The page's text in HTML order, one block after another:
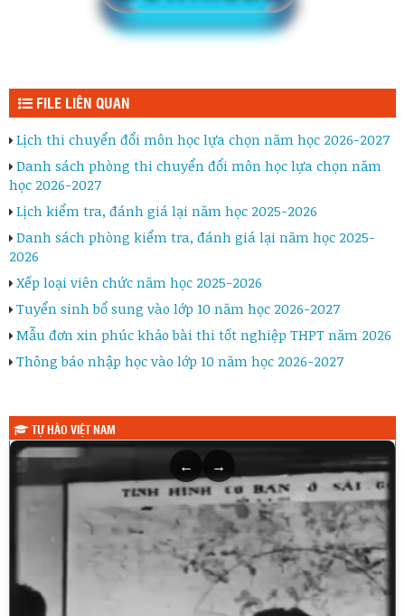
FILE LIÊN QUAN
Lịch thi chuyển đổi môn học lựa chọn năm học 2026-2027
Danh sách phòng thi chuyển đổi môn học lựa chọn năm
học 2026-2027
Lịch kiểm tra, đánh giá lại năm học 2025-2026
Danh sách phòng kiểm tra, đánh giá lại năm học 2025-
2026
Xếp loại viên chức năm học 2025-2026
Tuyển sinh bổ sung vào lớp 10 năm học 2026-2027
Mẫu đơn xin phúc khảo bài thi tốt nghiệp THPT năm 2026
Thông báo nhập học vào lớp 10 năm học 2026-2027
TỰ HÀO VIỆT NAM
← →